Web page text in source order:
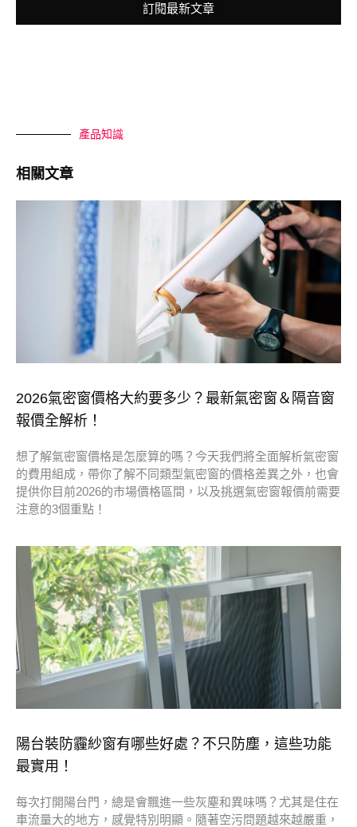
訂閱最新文章
產品知識
相關文章
2026氣密窗價格大約要多少？最新氣密窗＆隔音窗
報價全解析！
想了解氣密窗價格是怎麼算的嗎？今天我們將全面解析氣密窗
的費用組成，帶你了解不同類型氣密窗的價格差異之外，也會
提供你目前2026的市場價格區間，以及挑選氣密窗報價前需要
注意的3個重點！
陽台裝防霾紗窗有哪些好處？不只防塵，這些功能
最實用！
每次打開陽台門，總是會飄進一些灰塵和異味嗎？尤其是住在
車流量大的地方，感覺特別明顯。隨著空污問題越來越嚴重，